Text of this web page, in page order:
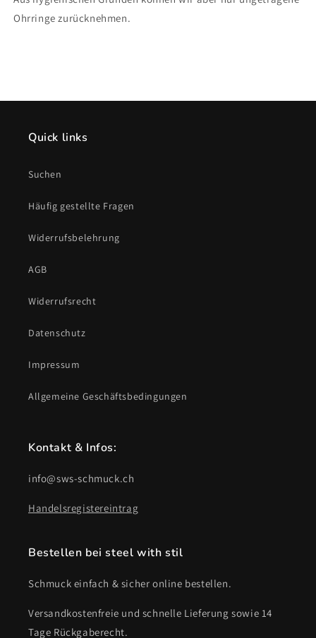
Ohrringe zurücknehmen.
Quick links
Suchen
Häufig gestellte Fragen
Widerrufsbelehrung
AGB
Widerrufsrecht
Datenschutz
Impressum
Allgemeine Geschäftsbedingungen
Kontakt & Infos:
info@sws-schmuck.ch
Handelsregistereintrag
Bestellen bei steel with stil
Schmuck einfach & sicher online bestellen.
Versandkostenfreie und schnelle Lieferung sowie 14
Tage Rückgaberecht.